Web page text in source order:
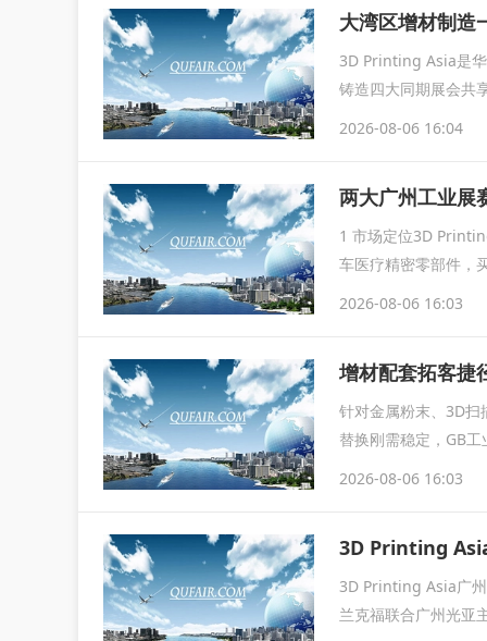
大湾区增材制
3D Printing Asia是
铸造四大同期展会共
2026-08-06 16:04
1 市场定位3D
车医疗精密零部件，
2026-08-06 16:03
增材配套拓客
针对金属粉末、3D扫
替换刚需稳定，GB
2026-08-06 16:03
3D Printing
3D Printing Asia广
兰克福联合广州光亚